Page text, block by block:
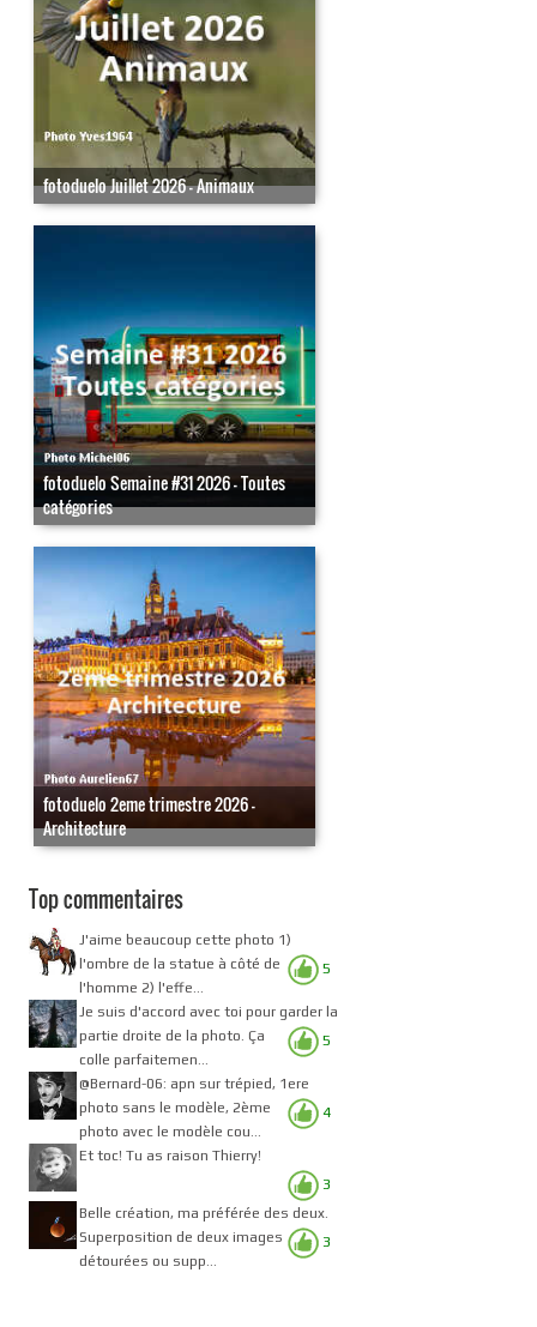
fotoduelo Juillet 2026 - Animaux
fotoduelo Semaine #31 2026 - Toutes
catégories
fotoduelo 2eme trimestre 2026 -
Architecture
Top commentaires
5
J'aime beaucoup cette photo 1)
l'ombre de la statue à côté de
l'homme 2) l'effe...
5
Je suis d'accord avec toi pour garder la
partie droite de la photo. Ça
colle parfaitemen...
4
@Bernard-06: apn sur trépied, 1ere
photo sans le modèle, 2ème
photo avec le modèle cou...
3
Et toc! Tu as raison Thierry!
3
Belle création, ma préférée des deux.
Superposition de deux images
détourées ou supp...